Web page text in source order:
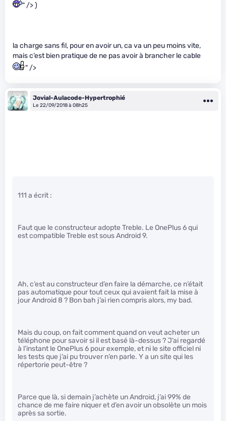
" /> )
la charge sans fil, pour en avoir un, ca va un peu moins vite,
mais c’est bien pratique de ne pas avoir à brancher le cable
" />
Jovial-Aulacode-Hypertrophié
Le 22/09/2018 à 08h25
111 a écrit :
Faut que le constructeur adopte Treble. Le OnePlus 6 qui
est compatible Treble est sous Android 9.
Ah, c’est au constructeur d’en faire la démarche, ce n’était
pas automatique pour tout ceux qui avaient fait la mise à
jour Android 8 ? Bon bah j’ai rien compris alors, my bad.
Mais du coup, on fait comment quand on veut acheter un
téléphone pour savoir si il est basé là-dessus ? J’ai regardé
à l’instant le OnePlus 6 pour exemple, et ni le site officiel ni
les tests que j’ai pu trouver n’en parle. Y a un site qui les
répertorie peut-être ?
Parce que là, si demain j’achète un Android, j’ai 99% de
chance de me faire niquer et d’en avoir un obsolète un mois
après sa sortie.